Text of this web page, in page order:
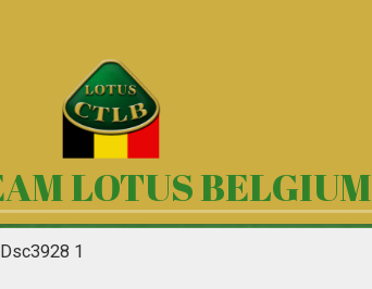
LOTUS BELGIUM
Dsc3928 1